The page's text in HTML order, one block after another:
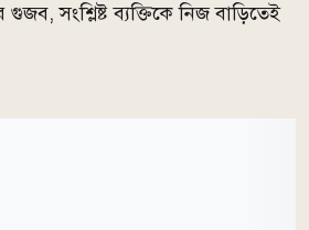
সংশ্লিষ্ট ব্যক্তিকে নিজ বাড়িতেই